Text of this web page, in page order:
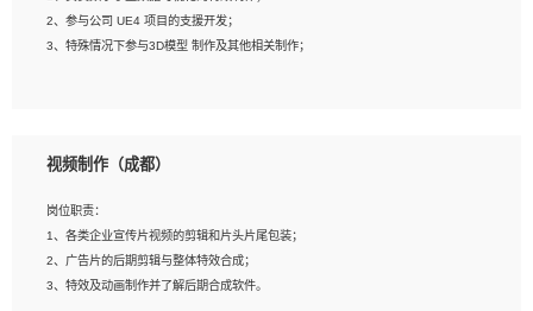
5、开发过 HoloLens 程序者优先。
2、参与公司 UE4 项目的支援开发；
3、特殊情况下参与3D模型 制作及其他相关制作；
上；
3、想象力丰富, 有一定的艺术审美深度；
4、有良好的场景特效搭建功底；
5、熟悉 3Ds Max 或者 Maya；
6、有良好的沟通能力和团队合作意识；
视频制作（成都）
岗位职责：
1、各类企业宣传片视频的剪辑和片头片尾包装；
2、广告片的后期剪辑与整体特效合成；
3、特效及动画制作并了解后期合成软件。